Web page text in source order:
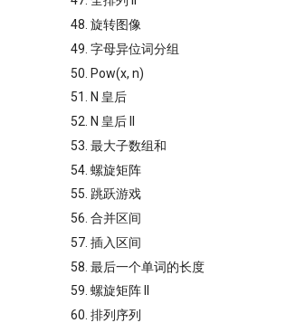
48. 旋转图像
49. 字母异位词分组
50. Pow(x, n)
51. N 皇后
52. N 皇后 II
53. 最大子数组和
54. 螺旋矩阵
55. 跳跃游戏
56. 合并区间
57. 插入区间
58. 最后一个单词的长度
59. 螺旋矩阵 II
60. 排列序列